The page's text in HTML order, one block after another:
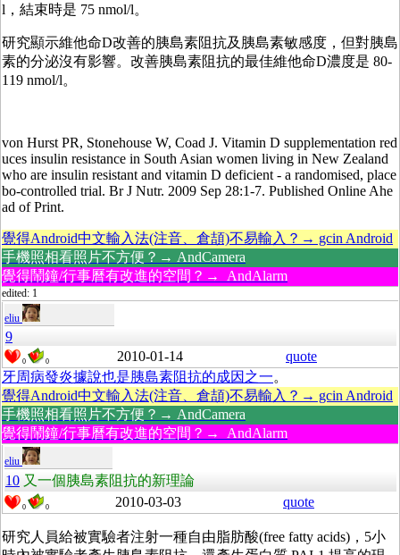
l，結束時是 75 nmol/l。
研究顯示維他命D改善的胰島素阻抗及胰島素敏感度，但對胰島
素的分泌沒有影響。改善胰島素阻抗的最佳維他命D濃度是 80-
119 nmol/l。
von Hurst PR, Stonehouse W, Coad J. Vitamin D supplementation red
uces insulin resistance in South Asian women living in New Zealand
who are insulin resistant and vitamin D deficient - a randomised, place
bo-controlled trial. Br J Nutr. 2009 Sep 28:1-7. Published Online Ahe
ad of Print.
覺得Android中文輸入法(注音、倉頡)不易輸入？→ gcin Android
手機照相看照片不方便？→ AndCamera
覺得鬧鐘/行事曆有改進的空間？→ AndAlarm
edited: 1
eliu
9
0 0 2010-01-14
quote
牙周病發炎據說也是胰島素阻抗的成因之一。
覺得Android中文輸入法(注音、倉頡)不易輸入？→ gcin Android
手機照相看照片不方便？→ AndCamera
覺得鬧鐘/行事曆有改進的空間？→ AndAlarm
eliu
10 又一個胰島素阻抗的新理論
0 0 2010-03-03 quote
研究人員給被實驗者注射一種自由脂肪酸(free fatty acids)，5小